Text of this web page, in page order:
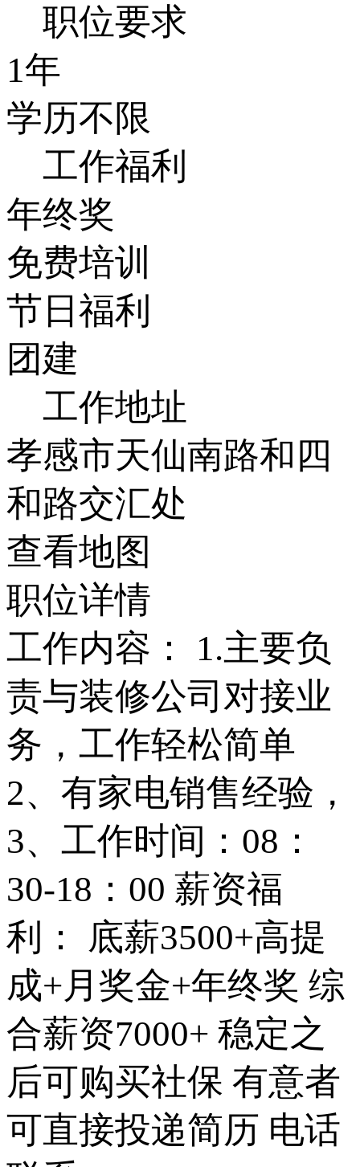
职位要求
1年
学历不限
工作福利
年终奖
免费培训
节日福利
团建
工作地址
孝感市天仙南路和四
和路交汇处
查看地图
职位详情
工作内容： 1.主要负
责与装修公司对接业
务，工作轻松简单
2、有家电销售经验，
3、工作时间：08：
30-18：00 薪资福
利： 底薪3500+高提
成+月奖金+年终奖 综
合薪资7000+ 稳定之
后可购买社保 有意者
可直接投递简历 电话